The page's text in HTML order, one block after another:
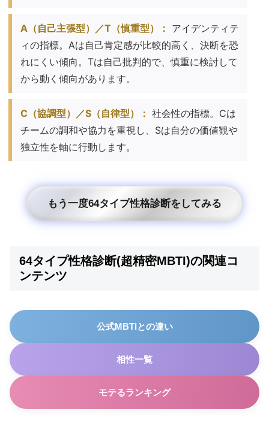
A（自己主張型）／T（慎重型）： アイデンティテ
ィの指標。Aは自己肯定感が比較的高く、決断を恐
れにくい傾向。Tは自己批判的で、慎重に検討して
から動く傾向があります。
C（協調型）／S（自律型）： 社会性の指標。Cは
チームの調和や協力を重視し、Sは自分の価値観や
独立性を軸に行動します。
もう一度64タイプ性格診断をしてみる
64タイプ性格診断(超精密MBTI)の関連コ
ンテンツ
公式MBTIとの違い
相性一覧
モテるランキング